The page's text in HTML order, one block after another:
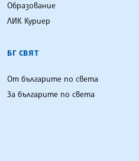
Образование
ЛИК Куриер
БГ СВЯТ
От българите по света
За българите по света